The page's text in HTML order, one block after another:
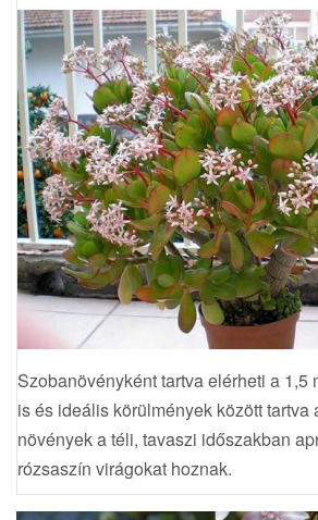
Szobanövényként tartva elérheti a 1,5
is és ideális körülmények között tartva
növények a téli, tavaszi időszakban
rózsaszín virágokat hoznak.